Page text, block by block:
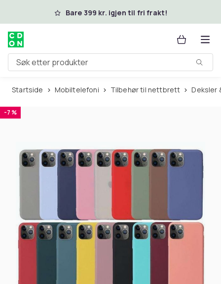
Hopp til hovedinnholdBare 399 kr. igjen til fri frakt!
Søk etter produkter
Startside Mobiltelefoni Tilbehør til nettbrett
-7 %